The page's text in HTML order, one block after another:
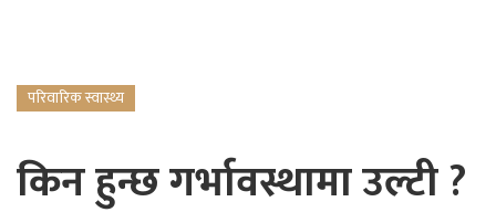
परिवारिक स्वास्थ्य
किन हुन्छ गर्भावस्थामा उल्टी ?